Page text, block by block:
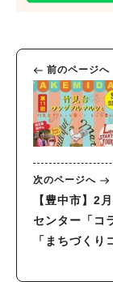
前のページへ
次のページへ
【豊中市】2
センター「コ
「まちづくり